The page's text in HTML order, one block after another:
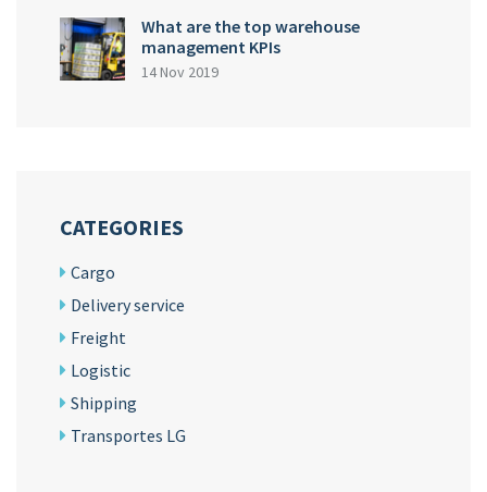
What are the top warehouse
management KPIs
14 Nov 2019
CATEGORIES
Cargo
Delivery service
Freight
Logistic
Shipping
Transportes LG